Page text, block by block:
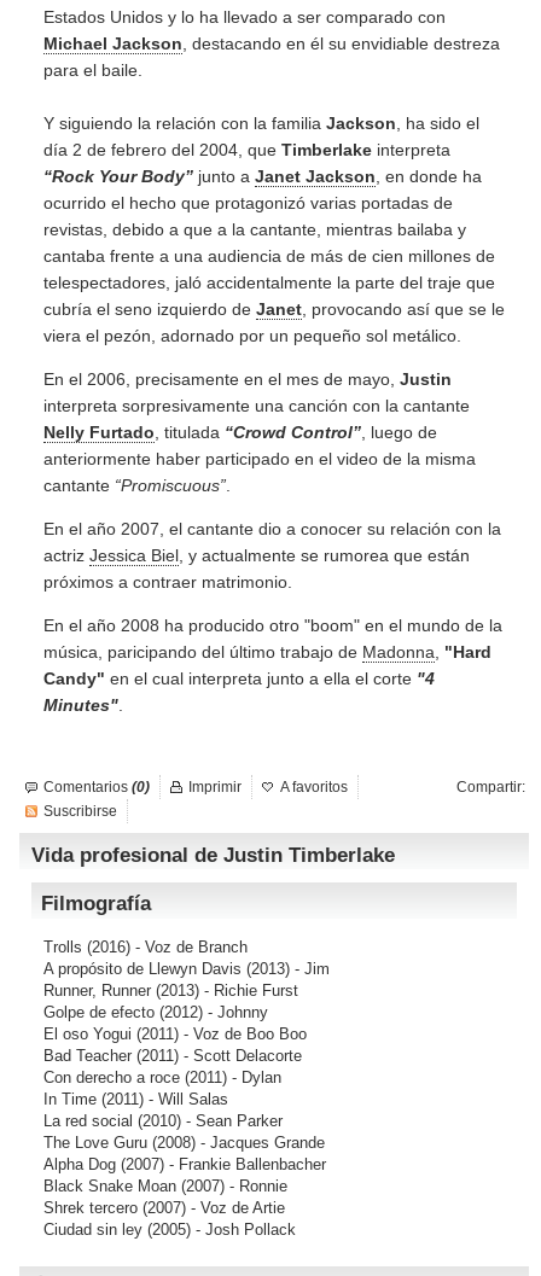
Estados Unidos y lo ha llevado a ser comparado con
Michael Jackson , destacando en él su envidiable destreza
para el baile.
Y siguiendo la relación con la familia Jackson , ha sido el
día 2 de febrero del 2004, que Timberlake interpreta
“Rock Your Body” junto a Janet Jackson , en donde ha
ocurrido el hecho que protagonizó varias portadas de
revistas, debido a que a la cantante, mientras bailaba y
cantaba frente a una audiencia de más de cien millones de
telespectadores, jaló accidentalmente la parte del traje que
cubría el seno izquierdo de Janet , provocando así que se le
viera el pezón, adornado por un pequeño sol metálico.
En el 2006, precisamente en el mes de mayo, Justin
interpreta sorpresivamente una canción con la cantante
Nelly Furtado , titulada “Crowd Control” , luego de
anteriormente haber participado en el video de la misma
cantante “Promiscuous”
En el año 2007, el cantante dio a conocer su relación con la
actriz Jessica Biel , y actualmente se rumorea que están
próximos a contraer matrimonio.
En el año 2008 ha producido otro "boom" en el mundo de la
música, paricipando del último trabajo de Madonna
"Hard
Candy" en el cual interpreta junto a ella el corte "4
Minutes"
Comentarios (0) Compartir:
Imprimir
A favoritos
Suscribirse
Vida profesional de Justin Timberlake
Filmografía
Trolls (2016) - Voz de Branch
A propósito de Llewyn Davis (2013) - Jim
Runner, Runner (2013) - Richie Furst
Golpe de efecto (2012) - Johnny
El oso Yogui (2011) - Voz de Boo Boo
Bad Teacher (2011) - Scott Delacorte
Con derecho a roce (2011) - Dylan
In Time (2011) - Will Salas
La red social (2010) - Sean Parker
The Love Guru (2008) - Jacques Grande
Alpha Dog (2007) - Frankie Ballenbacher
Black Snake Moan (2007) - Ronnie
Shrek tercero (2007) - Voz de Artie
Ciudad sin ley (2005) - Josh Pollack